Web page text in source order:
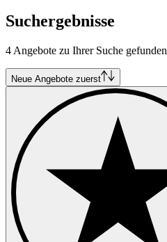
Suchergebnisse
4 Angebote zu Ihrer Suche gefunden
Neue Angebote zuerst